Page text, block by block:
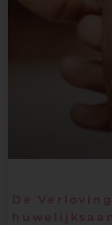
De